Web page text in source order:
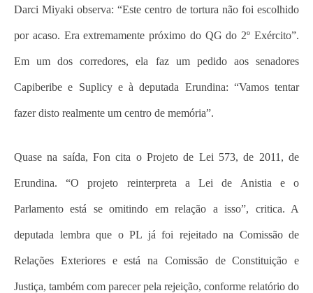
Darci Miyaki observa: “Este centro de tortura não foi escolhido
por acaso. Era extremamente próximo do QG do 2º Exército”.
Em um dos corredores, ela faz um pedido aos senadores
Capiberibe e Suplicy e à deputada Erundina: “Vamos tentar
fazer disto realmente um centro de memória”.
Quase na saída, Fon cita o Projeto de Lei 573, de 2011, de
Erundina. “O projeto reinterpreta a Lei de Anistia e o
Parlamento está se omitindo em relação a isso”, critica. A
deputada lembra que o PL já foi rejeitado na Comissão de
Relações Exteriores e está na Comissão de Constituição e
Justiça, também com parecer pela rejeição, conforme relatório do